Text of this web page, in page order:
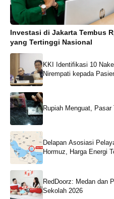
Investasi di Jakarta Tembus
yang Tertinggi Nasional
KKI Identifikasi 10
Nirempati kepada
Rupiah Menguat, Pasar
Delapan Asosiasi
Hormuz, Harga Energi
RedDoorz: Medan dan
Sekolah 2026